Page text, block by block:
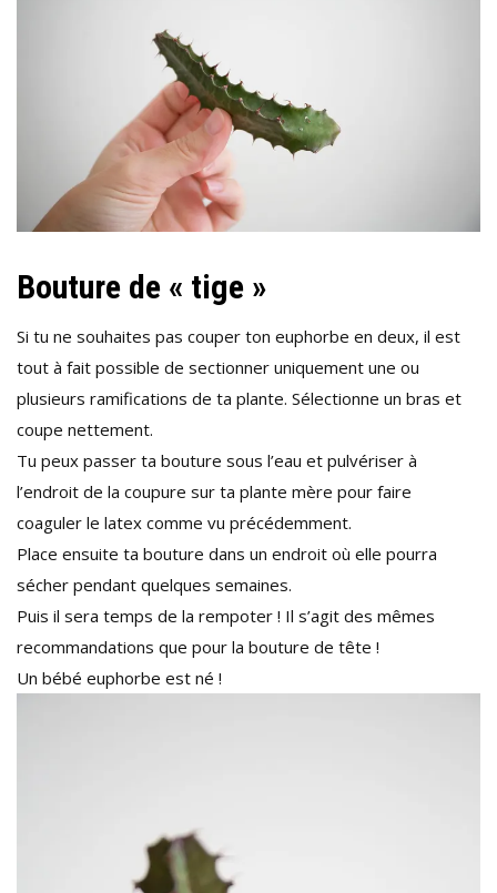
Bouture de « tige »
Si tu ne souhaites pas couper ton euphorbe en deux, il est
tout à fait possible de sectionner uniquement une ou
plusieurs ramifications de ta plante. Sélectionne un bras et
coupe nettement.
Tu peux passer ta bouture sous l’eau et pulvériser à
l’endroit de la coupure sur ta plante mère pour faire
coaguler le latex comme vu précédemment.
Place ensuite ta bouture dans un endroit où elle pourra
sécher pendant quelques semaines.
Puis il sera temps de la rempoter ! Il s’agit des mêmes
recommandations que pour la bouture de tête !
Un bébé euphorbe est né !